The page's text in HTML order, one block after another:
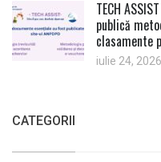
TECH
publică
clasamente
iulie 24, 2026
CATEGORII